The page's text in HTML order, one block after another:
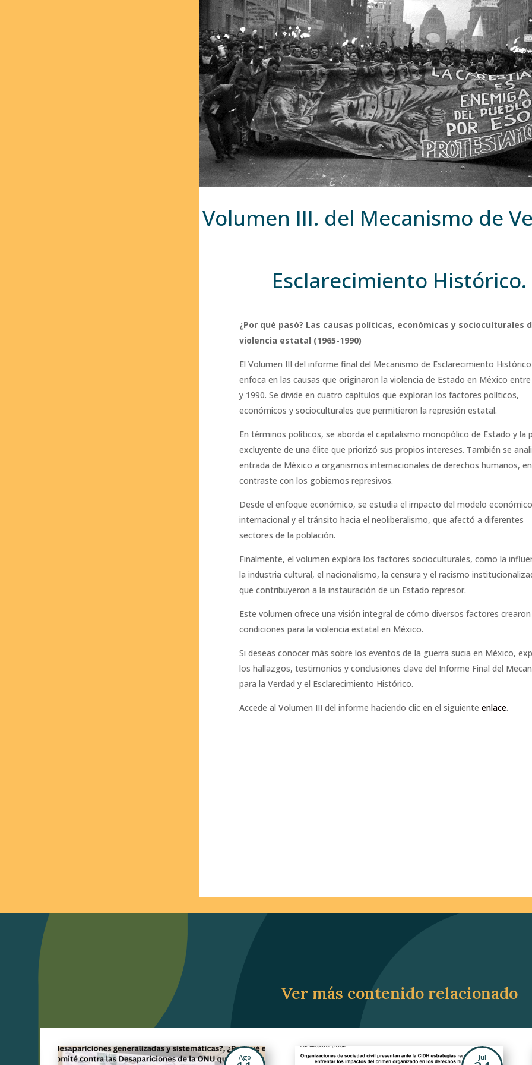
Volumen III. del Mecanismo de
Esclarecimiento Histórico.
¿Por qué pasó? Las causas políticas, económicas y socioculturales
violencia estatal (1965-1990)
El Volumen III del informe final del Mecanismo de Esclarecimiento
enfoca en las causas que originaron la violencia de Estado en México
y 1990. Se divide en cuatro capítulos que exploran los factores políticos,
económicos y socioculturales que permitieron la represión estatal.
En términos políticos, se aborda el capitalismo monopólico de Estado y la
excluyente de una élite que priorizó sus propios intereses. También se
entrada de México a organismos internacionales de derechos humanos, en
contraste con los gobiernos represivos.
Desde el enfoque económico, se estudia el impacto del modelo
internacional y el tránsito hacia el neoliberalismo, que afectó a diferentes
sectores de la población.
Finalmente, el volumen explora los factores socioculturales, como la
la industria cultural, el nacionalismo, la censura y el racismo
que contribuyeron a la instauración de un Estado represor.
Este volumen ofrece una visión integral de cómo diversos factores
condiciones para la violencia estatal en México.
Si deseas conocer más sobre los eventos de la guerra sucia en México,
los hallazgos, testimonios y conclusiones clave del Informe Final del
para la Verdad y el Esclarecimiento Histórico.
Accede al Volumen III del informe haciendo clic en el siguienteenlace.
Ver más contenido relacionado
Ago Jul